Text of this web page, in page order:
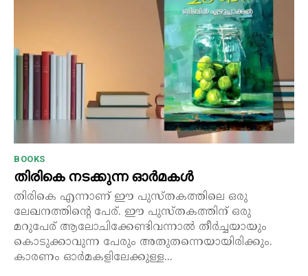
BOOKS
തിരികെ നടക്കുന്ന ഓർമകൾ
തിരികെ എന്നാണ് ഈ പുസ്തകത്തിലെ ഒരു
ലേഖനത്തിന്റെ പേര്. ഈ പുസ്തകത്തിന് ഒരു
മറുപേര് ആലോചിക്കേണ്ടിവന്നാൽ തീർച്ചയായും
കൊടുക്കാവുന്ന പേരും അതുതന്നെയായിരിക്കും.
കാരണം ഓർമകളിലേക്കുള്ള...